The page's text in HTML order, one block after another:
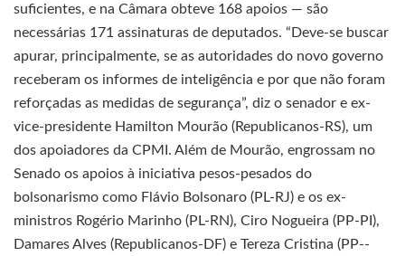
suficientes, e na Câmara obteve 168 apoios — são
necessárias 171 assinaturas de deputados. “Deve-se buscar
apurar, principalmente, se as autoridades do novo governo
receberam os informes de inteligência e por que não foram
reforçadas as medidas de segurança”, diz o senador e ex-
vice-presidente Hamilton Mourão (Republicanos-RS), um
dos apoiadores da CPMI. Além de Mourão, engrossam no
Senado os apoios à iniciativa pesos-­pesados do
bolsonarismo como Flávio Bolsonaro (PL-RJ) e os ex-
ministros Rogério Marinho (PL-RN), Ciro Nogueira (PP-PI),
Damares Alves (Republicanos-DF) e Tereza Cristina (PP-­